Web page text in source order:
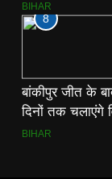
BIHAR
8
बांकीपुर जीत के
दिनों तक चलाएंगे
BIHAR